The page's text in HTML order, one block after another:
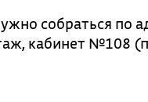
собраться по
кабинет №108